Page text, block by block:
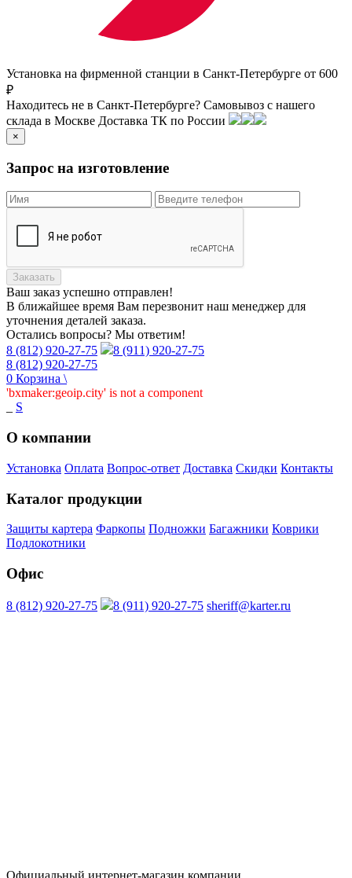
Установка на фирменной станции в Санкт-Петербурге от 600
₽
Находитесь не в Санкт-Петербурге? Самовывоз с нашего
склада в Москве Доставка ТК по России
×
Запрос на изготовление
Заказать
Ваш заказ успешно отправлен!
В ближайшее время Вам перезвонит наш менеджер для
уточнения деталей заказа.
Остались вопросы? Мы ответим!
8 (812) 920-27-75
8 (911) 920-27-75
8 (812) 920-27-75
0 Корзина \
'bxmaker:geoip.city' is not a component
S
О компании
Установка Оплата Вопрос-ответ Доставка Скидки Контакты
Каталог продукции
Защиты картера Фаркопы Подножки Багажники Коврики
Подлокотники
Офис
8 (812) 920-27-75 8 (911) 920-27-75 sheriff@karter.ru